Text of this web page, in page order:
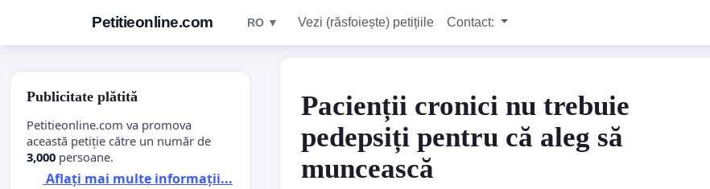
Petitieonline.com RO ▼ Vezi (răsfoiește) petițiile Contact:
Pacienții cronici nu trebuie
pedepsiți pentru că aleg să
muncească
Publicitate plătită
Petitieonline.com va promova
această petiție către un număr de
3,000 persoane.
Aflați mai multe informații...